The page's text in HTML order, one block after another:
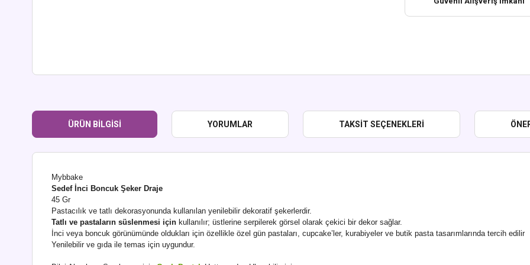
ÜRÜN BILGISI YORUMLAR TAKSIT SEÇENEKLERI
Mybbake
Sedef İnci Boncuk Şeker Draje
45 Gr
Pastacılık ve tatlı dekorasyonunda kullanılan yenilebilir dekoratif şekerlerdir.
Tatlı ve pastaların süslenmesi için kullanılır; üstlerine serpilerek görsel olarak çekici bir dekor sağlar.
İnci veya boncuk görünümünde oldukları için özellikle özel gün pastaları, cupcake’ler, kurabiyeler ve butik pasta tasarımlarında tercih edilir
Yenilebilir ve gıda ile temas için uygundur.